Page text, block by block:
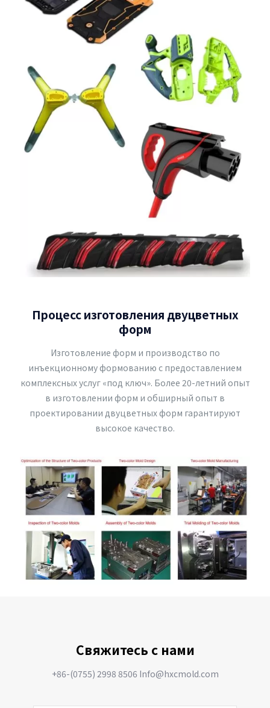
Процесс изготовления двуцветных
форм
Изготовление форм и производство по
инъекционному формованию с предоставлением
комплексных услуг «под ключ». Более 20-летний опыт
в изготовлении форм и обширный опыт в
проектировании двуцветных форм гарантируют
высокое качество.
Свяжитесь с нами
+86-(0755) 2998 8506 Info@hxcmold.com